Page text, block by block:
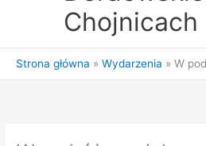
Chojnicach
Strona główna Wydarzenia W